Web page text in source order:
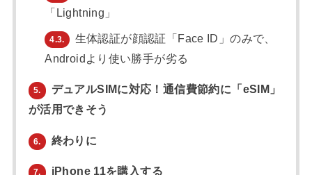
「Lightning」
4.3.
生体認証が顔認証「Face ID」のみで、
Androidより使い勝手が劣る
5.
デュアルSIMに対応！通信費節約に「eSIM」
が活用できそう
6. 終わりに
7. iPhone 11を購入する